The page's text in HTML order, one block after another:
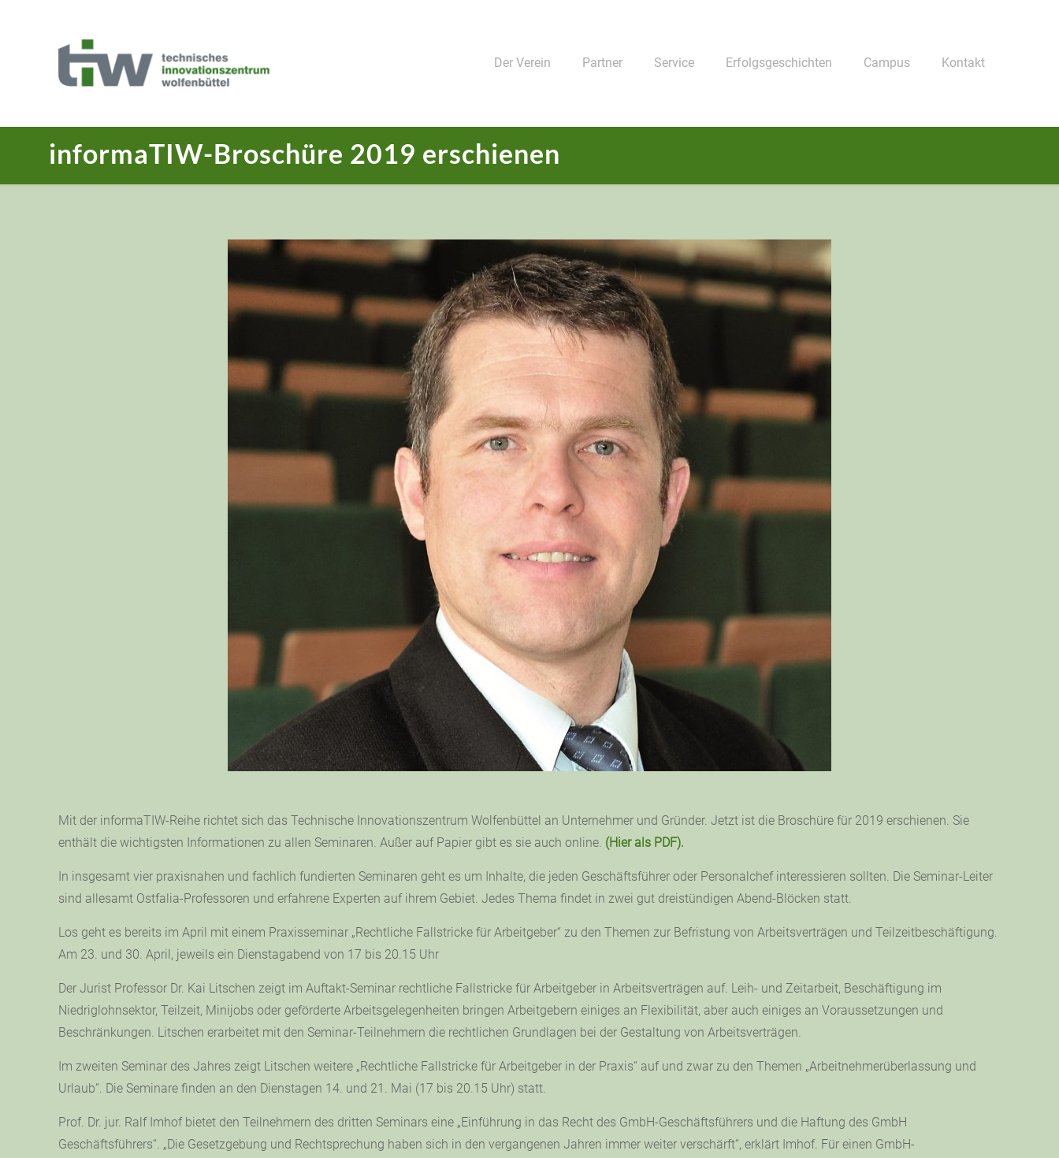
Der Verein Partner Service Erfolgsgeschichten Campus Kontakt
informaTIW-Broschüre 2019 erschienen
Mit der informaTIW-Reihe richtet sich das Technische Innovationszentrum Wolfenbüttel an Unternehmer und Gründer. Jetzt ist die Broschüre für 2019 erschienen. Sie
enthält die wichtigsten Informationen zu allen Seminaren. Außer auf Papier gibt es sie auch online. (Hier als PDF).
In insgesamt vier praxisnahen und fachlich fundierten Seminaren geht es um Inhalte, die jeden Geschäftsführer oder Personalchef interessieren sollten. Die Seminar-Leiter
sind allesamt Ostfalia-Professoren und erfahrene Experten auf ihrem Gebiet. Jedes Thema findet in zwei gut dreistündigen Abend-Blöcken statt.
Los geht es bereits im April mit einem Praxisseminar „Rechtliche Fallstricke für Arbeitgeber“ zu den Themen zur Befristung von Arbeitsverträgen und Teilzeitbeschäftigung.
Am 23. und 30. April, jeweils ein Dienstagabend von 17 bis 20.15 Uhr
Der Jurist Professor Dr. Kai Litschen zeigt im Auftakt-Seminar rechtliche Fallstricke für Arbeitgeber in Arbeitsverträgen auf. Leih- und Zeitarbeit, Beschäftigung im
Niedriglohnsektor, Teilzeit, Minijobs oder geförderte Arbeitsgelegenheiten bringen Arbeitgebern einiges an Flexibilität, aber auch einiges an Voraussetzungen und
Beschränkungen. Litschen erarbeitet mit den Seminar-Teilnehmern die rechtlichen Grundlagen bei der Gestaltung von Arbeitsverträgen.
Im zweiten Seminar des Jahres zeigt Litschen weitere „Rechtliche Fallstricke für Arbeitgeber in der Praxis“ auf und zwar zu den Themen „Arbeitnehmerüberlassung und
Urlaub“. Die Seminare finden an den Dienstagen 14. und 21. Mai (17 bis 20.15 Uhr) statt.
Prof. Dr. jur. Ralf Imhof bietet den Teilnehmern des dritten Seminars eine „Einführung in das Recht des GmbH-Geschäftsführers und die Haftung des GmbH
Geschäftsführers“. „Die Gesetzgebung und Rechtsprechung haben sich in den vergangenen Jahren immer weiter verschärft“, erklärt Imhof. Für einen GmbH-